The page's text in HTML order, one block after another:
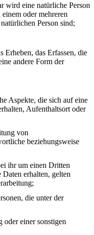
wird eine natürliche Person
oder mehreren
Person sind;
Erheben, das Erfassen, die
andere Form der
Aspekte, die sich auf eine
Aufenthaltsort oder
von
beziehungsweise
ihr um einen Dritten
erhalten, gelten
die unter der
einer sonstigen